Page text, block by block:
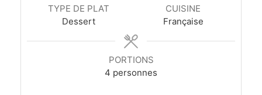
TYPE DE PLAT
Dessert
CUISINE
Française
PORTIONS
4 personnes